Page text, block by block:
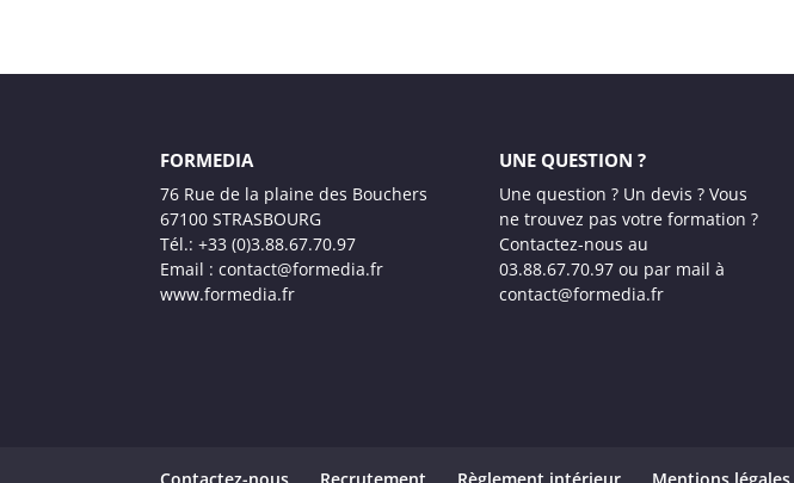
FORMEDIA
76 Rue de la plaine des Bouchers
67100 STRASBOURG
Tél.: +33 (0)3.88.67.70.97
Email : contact@formedia.fr
www.formedia.fr
UNE QUESTION ?
Une question ? Un devis ? Vous
ne trouvez pas votre formation ?
Contactez-nous au
03.88.67.70.97 ou par mail à
contact@formedia.fr